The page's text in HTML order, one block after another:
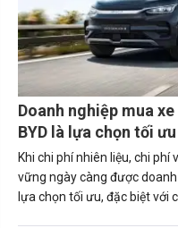
Doanh nghiệp mua
BYD là lựa chọn tối
Khi chi phí nhiên liệu, chi
vững ngày càng được
lựa chọn tối ưu, đặc biệt với